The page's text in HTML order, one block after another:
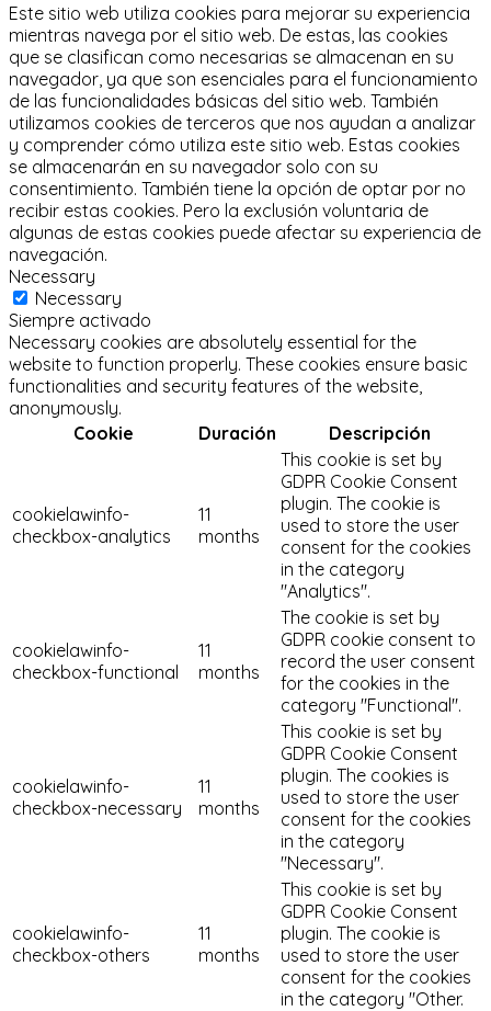
Este sitio web utiliza cookies para mejorar su experiencia
mientras navega por el sitio web. De estas, las cookies
que se clasifican como necesarias se almacenan en su
navegador, ya que son esenciales para el funcionamiento
de las funcionalidades básicas del sitio web. También
utilizamos cookies de terceros que nos ayudan a analizar
y comprender cómo utiliza este sitio web. Estas cookies
se almacenarán en su navegador solo con su
consentimiento. También tiene la opción de optar por no
recibir estas cookies. Pero la exclusión voluntaria de
algunas de estas cookies puede afectar su experiencia de
navegación.
Necessary
Necessary
Siempre activado
Necessary cookies are absolutely essential for the
website to function properly. These cookies ensure basic
functionalities and security features of the website,
anonymously.
Cookie
Duración Descripción
cookielawinfo-
checkbox-analytics
11
months
This cookie is set by
GDPR Cookie Consent
plugin. The cookie is
used to store the user
consent for the cookies
in the category
"Analytics".
cookielawinfo-
checkbox-functional
11
months
The cookie is set by
GDPR cookie consent to
record the user consent
for the cookies in the
category "Functional".
cookielawinfo-
checkbox-necessary
11
months
This cookie is set by
GDPR Cookie Consent
plugin. The cookies is
used to store the user
consent for the cookies
in the category
"Necessary".
cookielawinfo-
checkbox-others
11
months
This cookie is set by
GDPR Cookie Consent
plugin. The cookie is
used to store the user
consent for the cookies
in the category "Other.